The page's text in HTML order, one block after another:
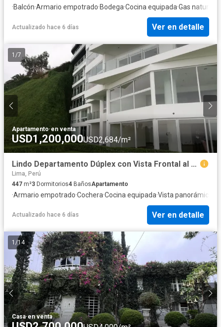
·Balcón·Armario empotrado·Bodega·Cocina equipada·Gas natural
Actualizado hace 6 días Ver en detalle
1 /7
Apartamento·en venta
USD1,200,000USD2,684/m²
Lindo Departamento Dúplex con Vista Frontal al Mar en Barranco
Lima, Perú
447 m²3 Dormitorios4 BañosApartamento
·Armario empotrado·Cochera·Cocina equipada·Vista panorámica
Actualizado hace 6 días Ver en detalle
1 /14
Casa·en venta